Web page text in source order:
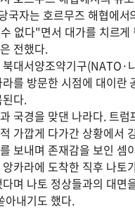
국자는 호르무즈 해협에서
없다"면서 대가를 치르게
전했다.
대서양조약기구(NATO·
를 방문한 시점에 대이란
다.
국경을 맞댄 나라다. 트럼
가깝게 다가간 상황에서
보내며 존재감을 보인 셈
카라에 도착한 직후 나토
며 나토 정상들과의 대면
아내기도 했다.